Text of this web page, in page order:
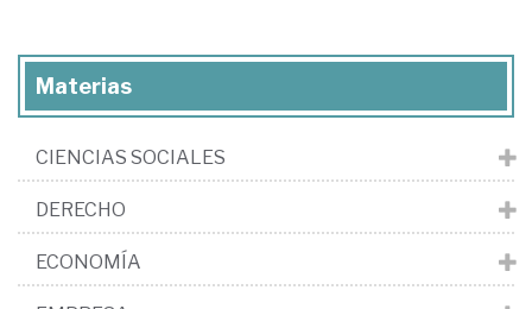
Materias
CIENCIAS SOCIALES
DERECHO
ECONOMÍA